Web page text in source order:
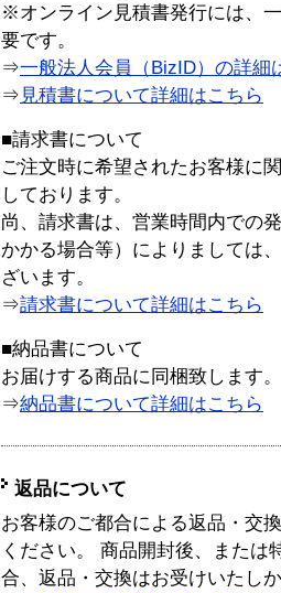
※オンライン見積書発行には、
要です。
⇒一般法人会員（BizID）の詳細
⇒ 見積書について詳細はこちら
■請求書について
ご注文時に希望されたお客様に
しております。
尚、請求書は、営業時間内での
かかる場合等）によりましては
ざいます。
⇒請求書について詳細はこちら
■納品書について
お届けする商品に同梱致します。
⇒納品書について詳細はこちら
返品について
お客様のご都合による返品・交
ください。 商品開封後、または
合、返品・交換はお受けいたし